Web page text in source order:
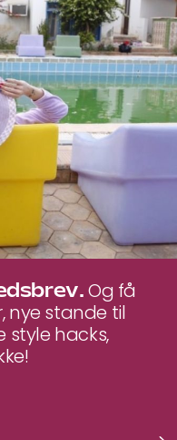
Og få
nye stande til
style hacks,